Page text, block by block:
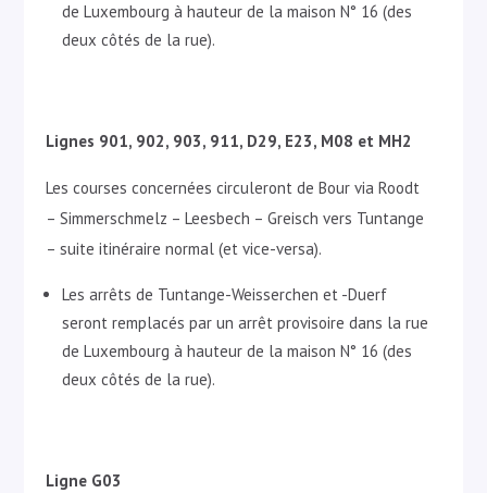
de Luxembourg à hauteur de la maison N° 16 (des
deux côtés de la rue).
Lignes 901, 902, 903, 911, D29, E23, M08 et MH2
Les courses concernées circuleront de Bour via Roodt
– Simmerschmelz – Leesbech – Greisch vers Tuntange
– suite itinéraire normal (et vice-versa).
Les arrêts de Tuntange-Weisserchen et -Duerf
seront remplacés par un arrêt provisoire dans la rue
de Luxembourg à hauteur de la maison N° 16 (des
deux côtés de la rue).
Ligne G03